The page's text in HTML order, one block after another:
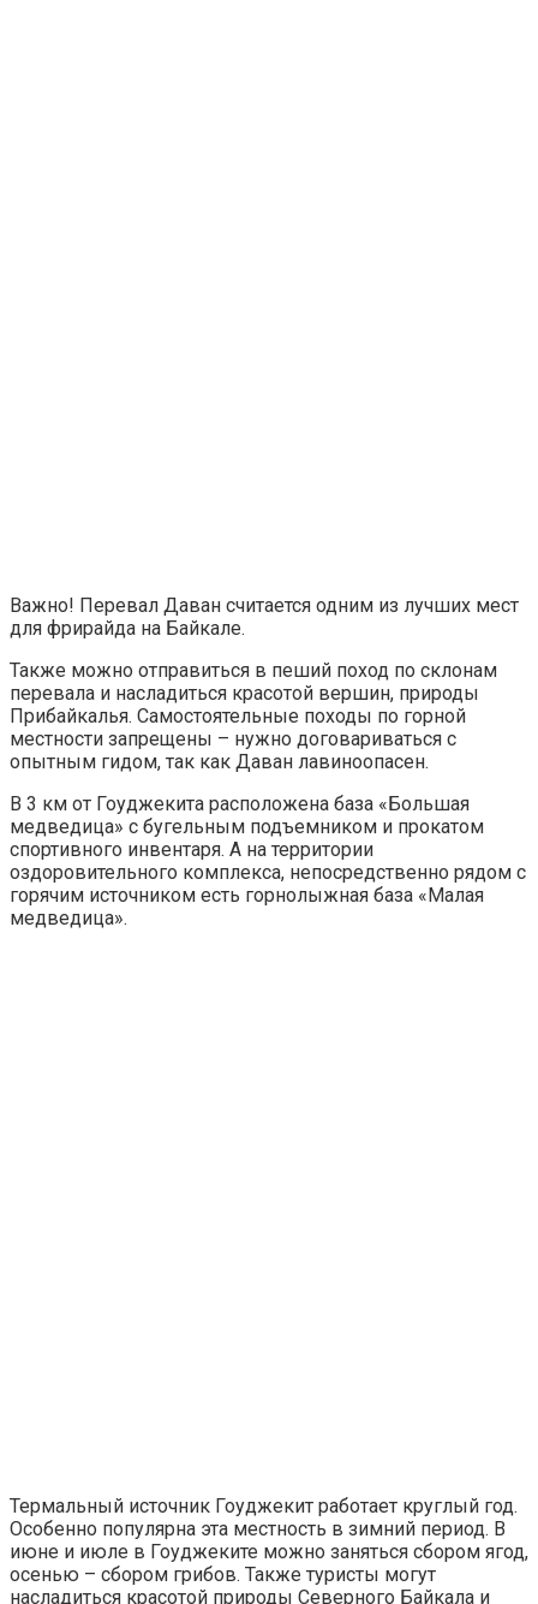
Важно! Перевал Даван считается одним из лучших мест
для фрирайда на Байкале.
Также можно отправиться в пеший поход по склонам
перевала и насладиться красотой вершин, природы
Прибайкалья. Самостоятельные походы по горной
местности запрещены – нужно договариваться с
опытным гидом, так как Даван лавиноопасен.
В 3 км от Гоуджекита расположена база «Большая
медведица» с бугельным подъемником и прокатом
спортивного инвентаря. А на территории
оздоровительного комплекса, непосредственно рядом с
горячим источником есть горнолыжная база «Малая
медведица».
Термальный источник Гоуджекит работает круглый год.
Особенно популярна эта местность в зимний период. В
июне и июле в Гоуджеките можно заняться сбором ягод,
осенью – сбором грибов. Также туристы могут
насладиться красотой природы Северного Байкала и